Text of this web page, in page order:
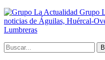
Grupo
noticias de Águilas, Huércal-
Lumbreras